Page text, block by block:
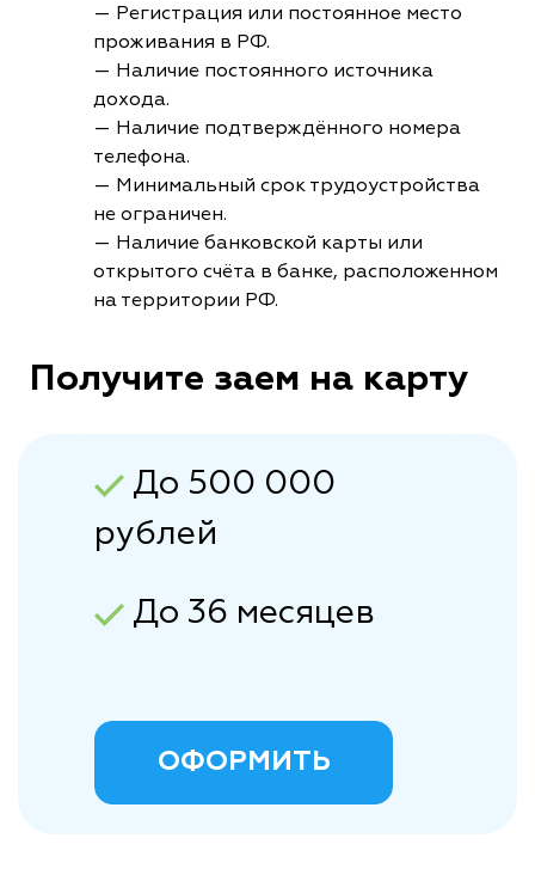
— Регистрация или постоянное место
проживания в РФ.
— Наличие постоянного источника
дохода.
— Наличие подтверждённого номера
телефона.
— Минимальный срок трудоустройства
не ограничен.
— Наличие банковской карты или
открытого счёта в банке, расположенном
на территории РФ.
Получите заем на карту
До 500 000
рублей
До 36 месяцев
ОФОРМИТЬ